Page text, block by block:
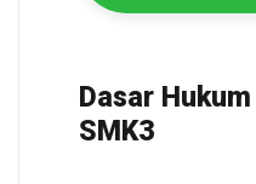
Dasar
SMK3